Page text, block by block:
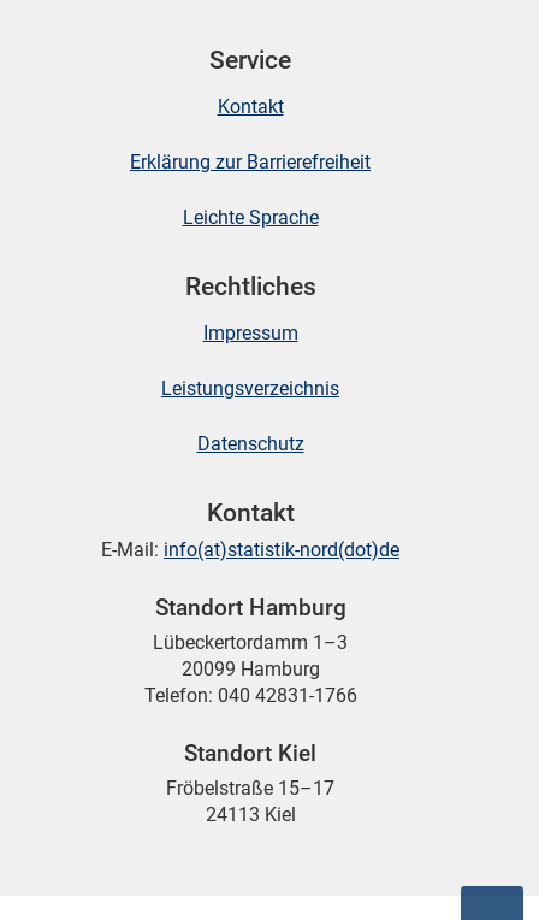
Service
Kontakt
Erklärung zur Barrierefreiheit
Leichte Sprache
Rechtliches
Impressum
Leistungsverzeichnis
Datenschutz
Kontakt
E-Mail: info(at)statistik-nord(dot)de
Standort Hamburg
Lübeckertordamm 1–3
20099 Hamburg
Telefon: 040 42831-1766
Standort Kiel
Fröbelstraße 15–17
24113 Kiel